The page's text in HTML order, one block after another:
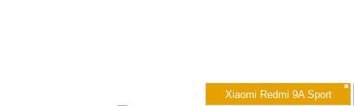
✖
Xiaomi Redmi 9A Sport